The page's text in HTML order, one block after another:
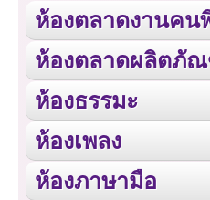
ห้องตลาดงานคน
ห้องตลาดผลิตภั
ห้องธรรมะ
ห้องเพลง
ห้องภาษามือ